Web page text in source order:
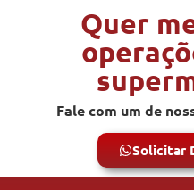
Quer
Fale com um de
Solicitar